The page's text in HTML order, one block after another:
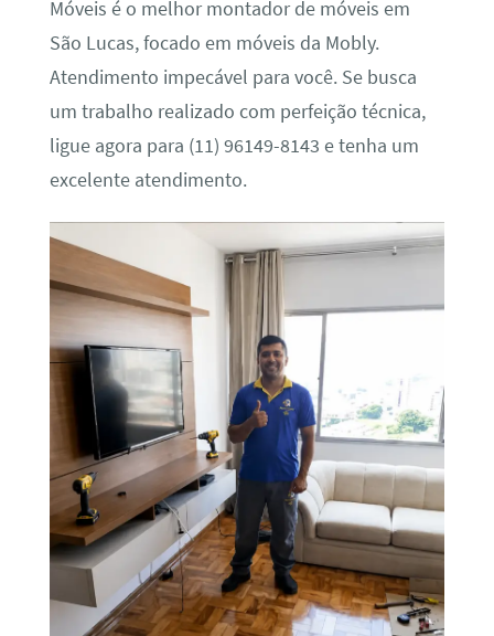
Móveis é o melhor montador de móveis em
São Lucas, focado em móveis da Mobly.
Atendimento impecável para você. Se busca
um trabalho realizado com perfeição técnica,
ligue agora para (11) 96149-8143 e tenha um
excelente atendimento.